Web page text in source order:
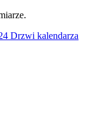
Drzwi kalendarza